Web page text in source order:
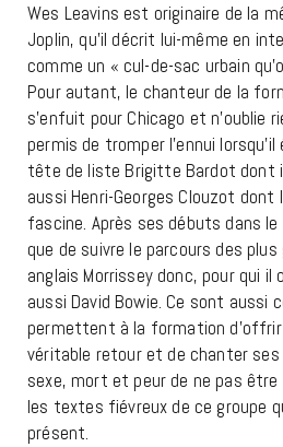
Wes Leavins est originaire de la
Joplin, qu’il décrit lui-même en
comme un « cul-de-sac urbain
Pour autant, le chanteur de la
s’enfuit pour Chicago et n’oublie
permis de tromper l’ennui
tête de liste Brigitte Bardot dont
aussi Henri-Georges Clouzot
fascine. Après ses débuts dans le
que de suivre le parcours des
anglais Morrissey donc, pour qui
aussi David Bowie. Ce sont aussi
permettent à la formation d’offrir
véritable retour et de chanter ses
sexe, mort et peur de ne pas
les textes fiévreux de ce groupe
présent.